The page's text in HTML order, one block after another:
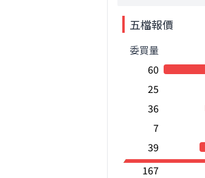
五檔報價
委買量
60
25
36
7
39
167